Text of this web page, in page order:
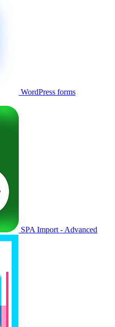
WordPress forms
SPA Import - Advanced